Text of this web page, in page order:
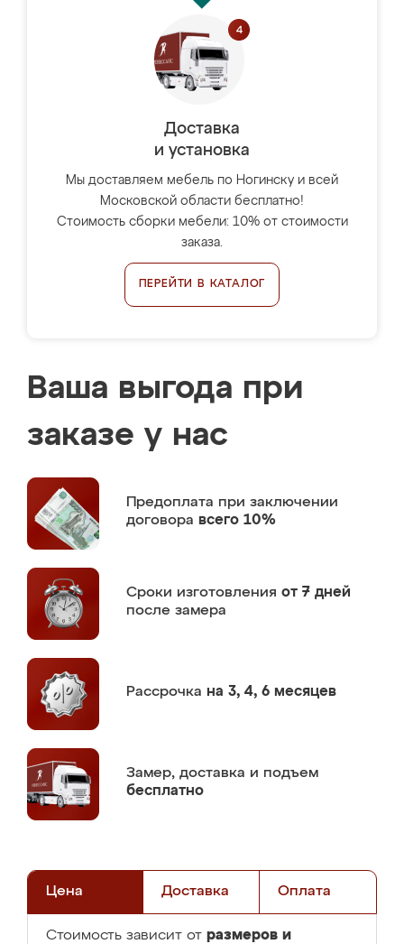
Доставка
и установка
Мы доставляем мебель по Ногинску и всей
Московской области бесплатно!
Стоимость сборки мебели: 10% от стоимости
заказа.
ПЕРЕЙТИ В КАТАЛОГ
Ваша выгода при
заказе у нас
Предоплата при заключении
договора всего 10%
Сроки изготовления от 7 дней
после замера
Рассрочка на 3, 4, 6 месяцев
Замер, доставка и подъем
бесплатно
Цена Доставка Оплата
Стоимость зависит от размеров и